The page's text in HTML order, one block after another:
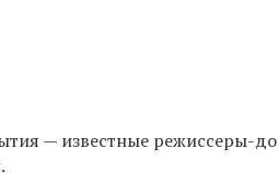
— известные режиссеры-